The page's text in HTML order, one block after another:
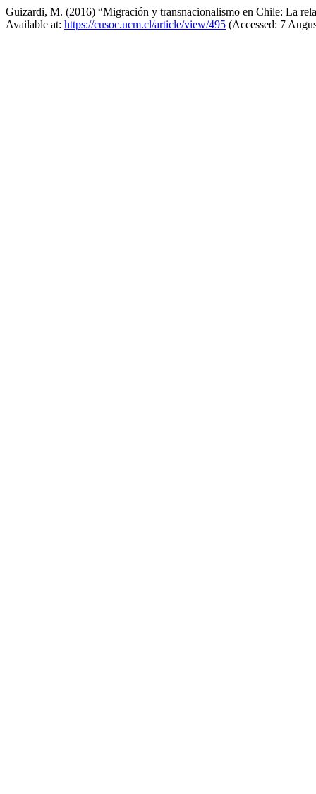
Guizardi, M. (2016) “Migración y transnacionalismo en Chile: La
Available at: https://cusoc.ucm.cl/article/view/495 (Accessed: 7